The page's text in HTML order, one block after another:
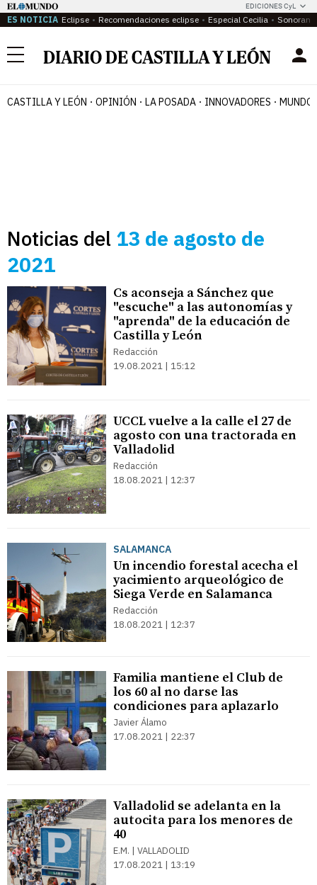
EDICIONES CyL
ES NOTICIA Eclipse Recomendaciones eclipse Especial Cecilia
Menú
CASTILLA Y LEÓN OPINIÓN LA POSADA INNOVADORES MUNDO
Noticias del 13 de agosto de
2021
Cs aconseja a Sánchez que
"escuche" a las autonomías y
"aprenda" de la educación de
Castilla y León
Redacción
19.08.2021 | 15:12
UCCL vuelve a la calle el 27 de
agosto con una tractorada en
Valladolid
Redacción
18.08.2021 | 12:37
SALAMANCA
Un incendio forestal acecha el
yacimiento arqueológico de
Siega Verde en Salamanca
Redacción
18.08.2021 | 12:37
Familia mantiene el Club de
los 60 al no darse las
condiciones para aplazarlo
Javier Álamo
17.08.2021 | 22:37
Valladolid se adelanta en la
autocita para los menores de
40
E.M. | VALLADOLID
17.08.2021 | 13:19